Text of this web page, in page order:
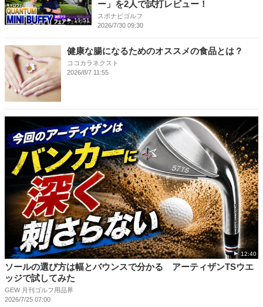
11:51
ー」を2人で試打レビュー！
スポナビゴルフ
2026/7/30 09:30
健康な腸になるためのオススメの食品とは？
ココカラネクスト
2026/8/7 11:55
12:40
ソールの選び方は幅とバウンスで分かる アーティザンTSウエ
ッジで試してみた
GEW 月刊ゴルフ用品界
2026/7/25 07:00